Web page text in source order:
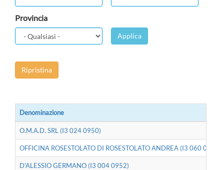
Provincia
Applica
Ripristina
Denominazione
O.M.A.D. SRL (I3 024 0950)
OFFICINA ROSESTOLATO DI ROSESTOLATO ANDREA (I3 060 0923)
D'ALESSIO GERMANO (I3 004 0952)